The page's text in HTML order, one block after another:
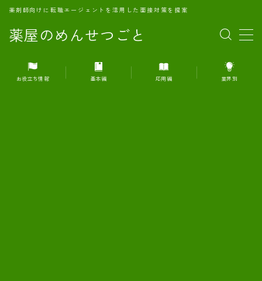
薬屋のめんせつごと
薬剤師向けに転職エージェントを活用した面接対策を提案
MENU
1.転職エージェントとは何か？
お役立ち情報 基本編 応用編 業界別